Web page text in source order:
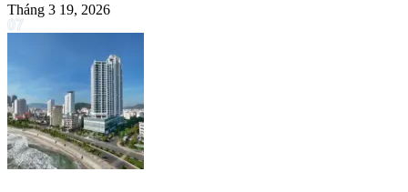
Tháng 3 19, 2026
07